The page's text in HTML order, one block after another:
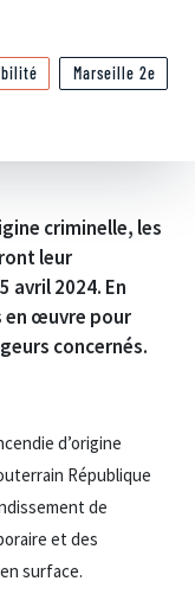
Marseille 2e
criminelle, les
leur
avril 2024. En
en œuvre pour
concernés.
d’origine
République
de
et des
surface.